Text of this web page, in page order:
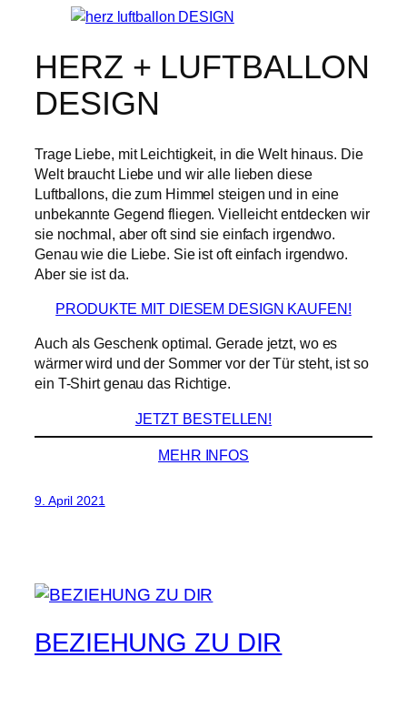
HERZ + LUFTBALLON
DESIGN
Trage Liebe, mit Leichtigkeit, in die Welt hinaus. Die
Welt braucht Liebe und wir alle lieben diese
Luftballons, die zum Himmel steigen und in eine
unbekannte Gegend fliegen. Vielleicht entdecken wir
sie nochmal, aber oft sind sie einfach irgendwo.
Genau wie die Liebe. Sie ist oft einfach irgendwo.
Aber sie ist da.
PRODUKTE MIT DIESEM DESIGN KAUFEN!
Auch als Geschenk optimal. Gerade jetzt, wo es
wärmer wird und der Sommer vor der Tür steht, ist so
ein T-Shirt genau das Richtige.
JETZT BESTELLEN!
MEHR INFOS
9. April 2021
BEZIEHUNG ZU DIR